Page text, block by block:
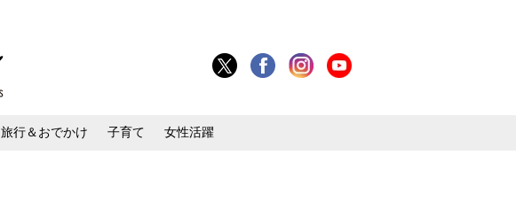
旅行＆おでかけ 子育て 女性活躍